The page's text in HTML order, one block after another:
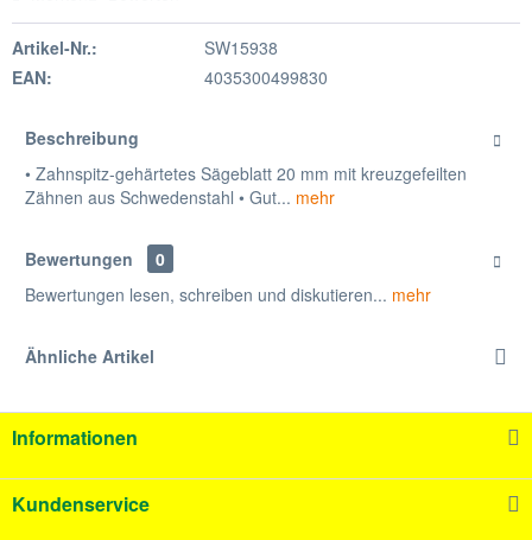
Artikel-Nr.:
SW15938
EAN:
4035300499830
Beschreibung
• Zahnspitz-gehärtetes Sägeblatt 20 mm mit kreuzgefeilten
Zähnen aus Schwedenstahl • Gut... mehr
Bewertungen
0
Bewertungen lesen, schreiben und diskutieren... mehr
Ähnliche Artikel
Informationen
Kundenservice